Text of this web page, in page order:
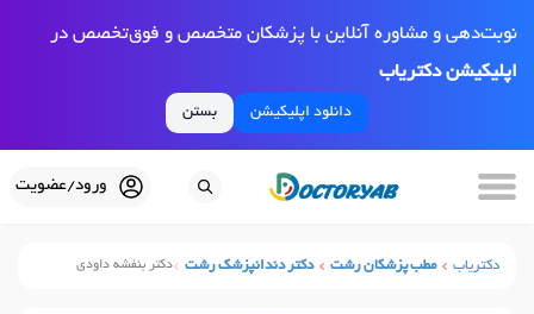
نوبت‌دهی و مشاوره آنلاین با پزشکان متخصص و فوق‌تخصص در
اپلیکیشن دکتریاب
دانلود اپلیکیشن بستن
ورود/عضویت
دکتریاب مطب پزشکان رشت دکتر دندانپزشک رشت دکتر بنفشه داودی